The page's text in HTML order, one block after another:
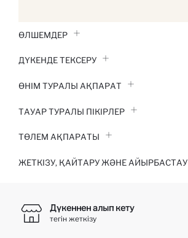
ӨЛШЕМДЕР
ДҮКЕНДЕ ТЕКСЕРУ
ӨНІМ ТУРАЛЫ АҚПАРАТ
ТАУАР ТУРАЛЫ ПІКІРЛЕР
ТӨЛЕМ АҚПАРАТЫ
ЖЕТКІЗУ, ҚАЙТАРУ ЖӘНЕ АЙЫРБАСТАУ
Дүкеннен алып кету
тегін жеткізу